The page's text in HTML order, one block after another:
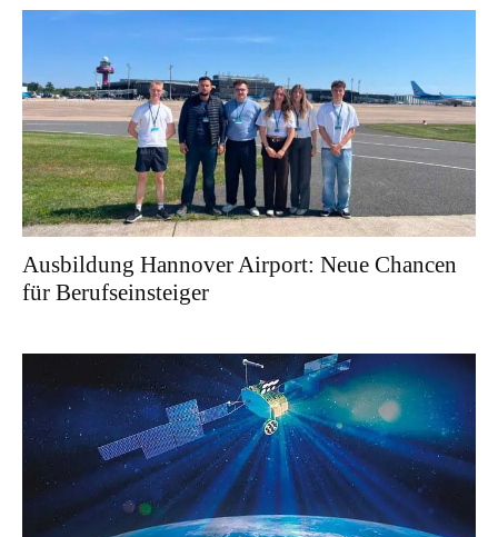
Ausbildung Hannover Airport: Neue Chancen
für Berufseinsteiger